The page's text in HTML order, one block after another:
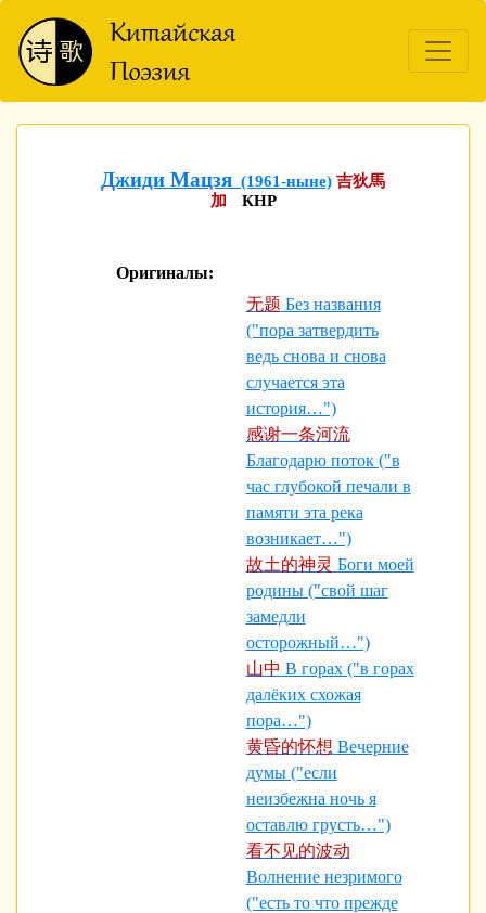
Джиди Мацзя (1961-ныне) 吉狄馬
加
КНР
Оригиналы:
无题 Без названия
("пора затвердить
ведь снова и снова
случается эта
история…")
感谢一条河流
Благодарю поток ("в
час глубокой печали в
памяти эта река
возникает…")
故土的神灵 Боги моей
родины ("свой шаг
замедли
осторожный…")
山中 В горах ("в горах
далёких схожая
пора…")
黄昏的怀想 Вечерние
думы ("если
неизбежна ночь я
оставлю грусть…")
看不见的波动
Волнение незримого
("есть то что прежде